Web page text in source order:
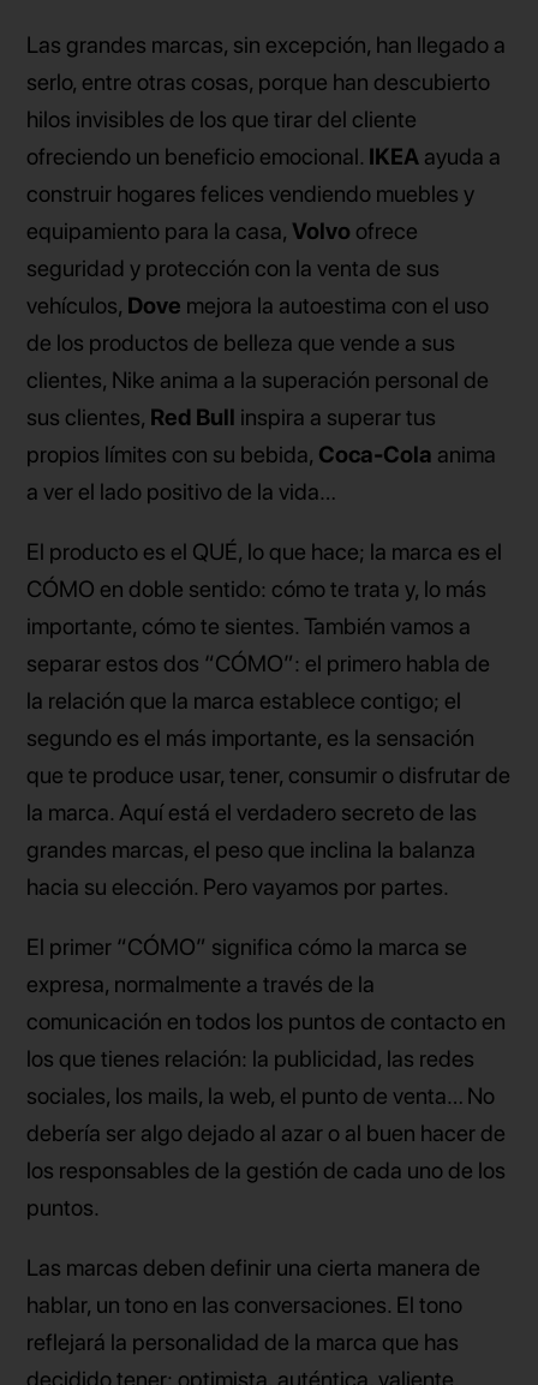
Las grandes marcas, sin excepción, han llegado a
serlo, entre otras cosas, porque han descubierto
hilos invisibles de los que tirar del cliente
ofreciendo un beneficio emocional. IKEA ayuda a
construir hogares felices vendiendo muebles y
equipamiento para la casa, Volvo ofrece
seguridad y protección con la venta de sus
vehículos, Dove mejora la autoestima con el uso
de los productos de belleza que vende a sus
clientes, Nike anima a la superación personal de
sus clientes, Red Bull inspira a superar tus
propios límites con su bebida, Coca-Cola anima
a ver el lado positivo de la vida…
El producto es el QUÉ, lo que hace; la marca es el
CÓMO en doble sentido: cómo te trata y, lo más
importante, cómo te sientes. También vamos a
separar estos dos “CÓMO”: el primero habla de
la relación que la marca establece contigo; el
segundo es el más importante, es la sensación
que te produce usar, tener, consumir o disfrutar de
la marca. Aquí está el verdadero secreto de las
grandes marcas, el peso que inclina la balanza
hacia su elección. Pero vayamos por partes.
El primer “CÓMO” significa cómo la marca se
expresa, normalmente a través de la
comunicación en todos los puntos de contacto en
los que tienes relación: la publicidad, las redes
sociales, los mails, la web, el punto de venta… No
debería ser algo dejado al azar o al buen hacer de
los responsables de la gestión de cada uno de los
puntos.
Las marcas deben definir una cierta manera de
hablar, un tono en las conversaciones. El tono
reflejará la personalidad de la marca que has